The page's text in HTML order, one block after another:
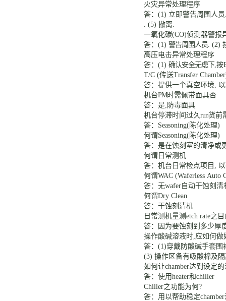
火灾异常处理程序
答： (1) 立即警告周围人员
. (5) 撤离.
一氧化碳(CO)侦测器警报
答： (1) 警告周围人员. (2)
高压电击异常处理程序
答： (1) 确认安全无虑下,按
T/C (传送Transfer
答： 提供一个真空环境,
机台PM 时需佩带面具否
答：是,防毒面具
机台停滞时间过久run货前
答： Seasoning(陈化处理)
何谓Seasoning(陈化处理)
答： 是在蚀刻室的清净或
何谓日常测机
答：机台日常检点项目 ,
何谓WAC (Waferless Auto
答：无wafer 自动干蚀刻清
何谓Dry Clean
答：干蚀刻清机
日常测机量测 etch rate之
答：因为要蚀刻到多少厚
操作酸碱溶液时,应如何做
答： (1)穿戴防酸碱手套围
(3) 操作区备有吸酸棉及
如何让chamber达到设定
答：使用heater和chiller
Chiller之功能为何?
答：用以帮助稳定